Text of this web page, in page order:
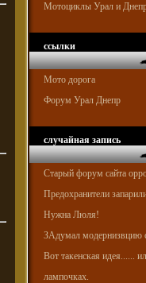
Мотоциклы Урал и
ссылки
Мото дорога
Форум Урал Днепр
случайная запись
Старый форум сайта
Предохранители
Нужна Люля!
ЗАдумал модернизвцию
Вот такенская идея......
лампочках.